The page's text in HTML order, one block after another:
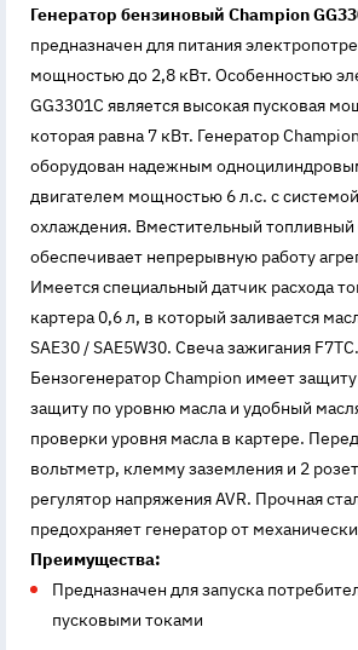
Генератор бензиновый Champion
предназначен для питания
мощностью до 2,8 кВт. Особенностью
GG3301C является высокая пусковая
которая равна 7 кВт. Генератор
оборудован надежным
двигателем мощностью 6 л.с. с
охлаждения. Вместительный топливный
обеспечивает непрерывную работу
Имеется специальный датчик расхода
картера 0,6 л, в который заливается
SAE30 / SAE5W30. Свеча зажигания F7TC.
Бензогенератор Champion имеет
защиту по уровню масла и удобный
проверки уровня масла в картере.
вольтметр, клемму заземления и 2
регулятор напряжения AVR. Прочная
предохраняет генератор от
Преимущества:
Предназначен для запуска
пусковыми токами